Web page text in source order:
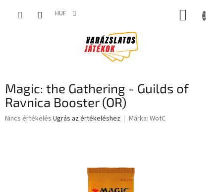
HUF KOSÁR
Magic: the Gathering - Guilds of
Ravnica Booster (OR)
A
Nincs értékelés Ugrás az értékeléshez Márka: WotC